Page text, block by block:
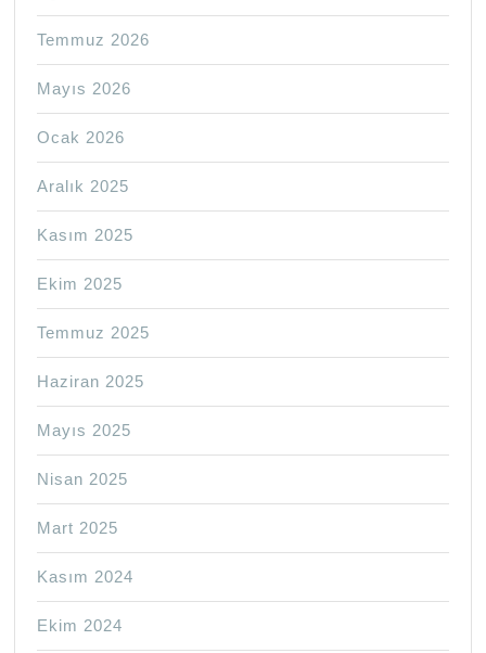
Temmuz 2026
Mayıs 2026
Ocak 2026
Aralık 2025
Kasım 2025
Ekim 2025
Temmuz 2025
Haziran 2025
Mayıs 2025
Nisan 2025
Mart 2025
Kasım 2024
Ekim 2024